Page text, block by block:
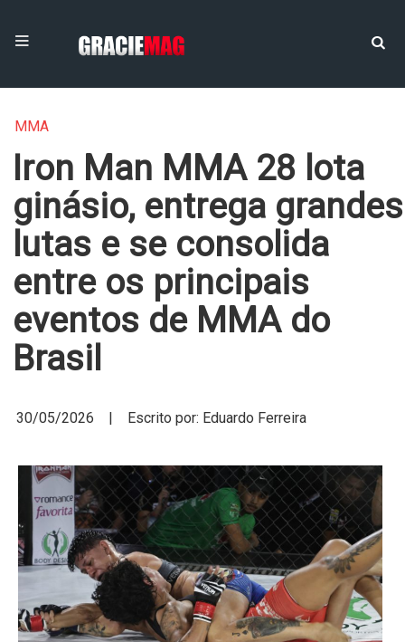
MMA
Iron Man MMA 28 lota
ginásio, entrega grandes
lutas e se consolida
entre os principais
eventos de MMA do
Brasil
30/05/2026 | Escrito por: Eduardo Ferreira